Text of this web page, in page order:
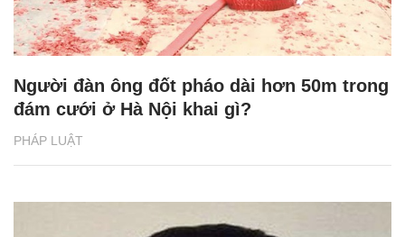
PHÁP LUẬT
Người đàn ông đốt pháo dài hơn 50m trong
đám cưới ở Hà Nội khai gì?